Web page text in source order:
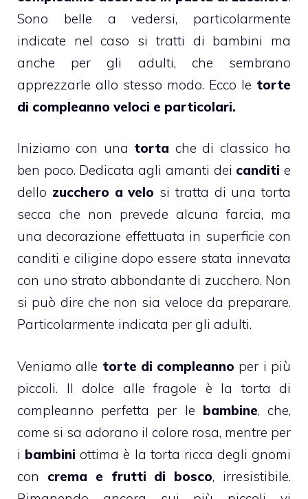
Sono belle a vedersi, particolarmente
indicate nel caso si tratti di bambini ma
anche per gli adulti, che sembrano
apprezzarle allo stesso modo. Ecco le torte
di compleanno veloci e particolari.
Iniziamo con una torta che di classico ha
ben poco. Dedicata agli amanti dei canditi e
dello zucchero a velo si tratta di una torta
secca che non prevede alcuna farcia, ma
una decorazione effettuata in superficie con
canditi e ciligine dopo essere stata innevata
con uno strato abbondante di zucchero. Non
si può dire che non sia veloce da preparare.
Particolarmente indicata per gli adulti.
Veniamo alle torte di compleanno per i più
piccoli. Il dolce alle fragole è la torta di
compleanno perfetta per le bambine, che,
come si sa adorano il colore rosa, mentre per
i bambini ottima è la torta ricca degli gnomi
con crema e frutti di bosco, irresistibile.